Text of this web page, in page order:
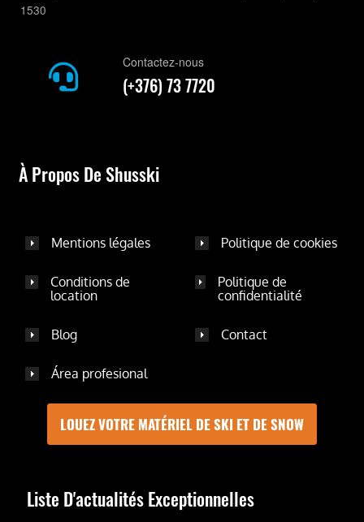
1530
Contactez-nous
(+376) 73 7720
À Propos De Shusski
Mentions légales Politique de cookies
Conditions de
location
Politique de
confidentialité
Blog Contact
Área profesional
LOUEZ VOTRE MATÉRIEL DE SKI ET DE SNOW
Liste D'actualités Exceptionnelles